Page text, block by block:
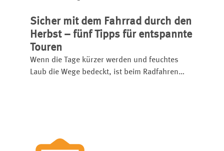
verbessern – durch automatische
Bremskraftverteilung und intuitivere
Bedienung.
Sicher mit dem Fahrrad durch den
Herbst – fünf Tipps für entspannte
Touren
Wenn die Tage kürzer werden und feuchtes
Laub die Wege bedeckt, ist beim Radfahren